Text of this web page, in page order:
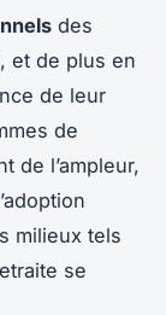
des
et de plus en
de leur
de
de l’ampleur,
milieux tels
se